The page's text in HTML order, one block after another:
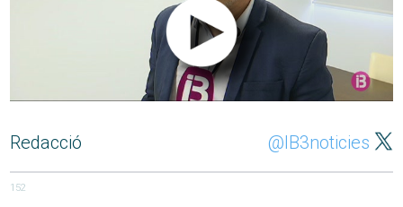
Redacció @IB3noticies
152